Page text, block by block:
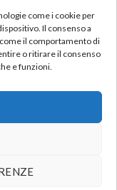
come i cookie per
Il consenso a
il comportamento di
o ritirare il consenso
e funzioni.
FAQ